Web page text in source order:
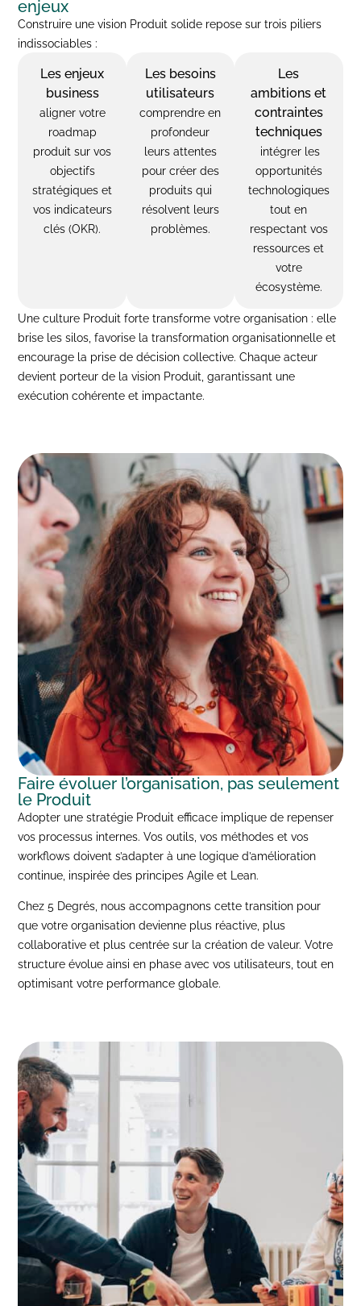
enjeux
Construire une vision Produit solide repose sur trois piliers
indissociables :
Les enjeux
business
aligner votre
roadmap
produit sur vos
objectifs
stratégiques et
vos indicateurs
clés (OKR).
Les besoins
utilisateurs
comprendre en
profondeur
leurs attentes
pour créer des
produits qui
résolvent leurs
problèmes.
Les
ambitions et
contraintes
techniques
intégrer les
opportunités
technologiques
tout en
respectant vos
ressources et
votre
écosystème.
Une culture Produit forte transforme votre organisation : elle
brise les silos, favorise la transformation organisationnelle et
encourage la prise de décision collective. Chaque acteur
devient porteur de la vision Produit, garantissant une
exécution cohérente et impactante.
Faire évoluer l’organisation, pas seulement
le Produit
Adopter une stratégie Produit efficace implique de repenser
vos processus internes. Vos outils, vos méthodes et vos
workflows doivent s’adapter à une logique d’amélioration
continue, inspirée des principes Agile et Lean.
Chez 5 Degrés, nous accompagnons cette transition pour
que votre organisation devienne plus réactive, plus
collaborative et plus centrée sur la création de valeur. Votre
structure évolue ainsi en phase avec vos utilisateurs, tout en
optimisant votre performance globale.